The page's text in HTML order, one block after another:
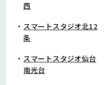
西
スマートスタジオ北12
条
スマートスタジオ仙台
南光台